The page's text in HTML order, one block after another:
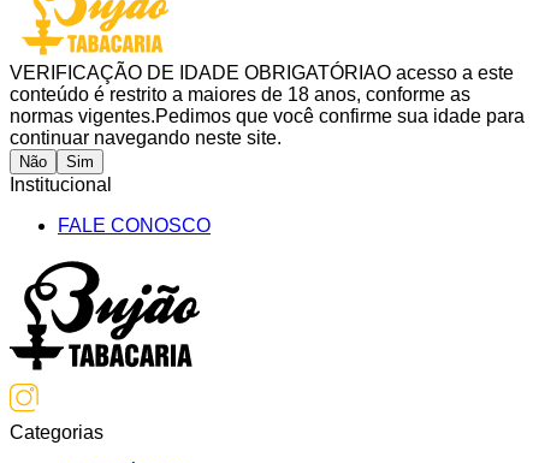
VERIFICAÇÃO DE IDADE OBRIGATÓRIAO acesso a este
conteúdo é restrito a maiores de 18 anos, conforme as
normas vigentes.Pedimos que você confirme sua idade para
continuar navegando neste site.
Não Sim
Institucional
FALE CONOSCO
Categorias